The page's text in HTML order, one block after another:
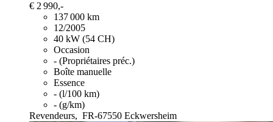
€ 2 990,-
137 000 km
12/2005
40 kW (54 CH)
Occasion
- (Propriétaires préc.)
Boîte manuelle
Essence
- (l/100 km)
- (g/km)
Revendeurs, FR-67550 Eckwersheim